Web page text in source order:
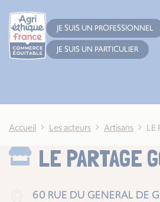
JE SUIS UN PROFESSIONNEL
JE SUIS UN PARTICULIER
Accueil Les acteurs Artisans LE
LE PARTAGE
60 RUE DU GENERAL DE